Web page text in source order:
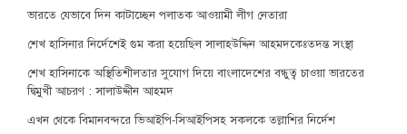
ভারতে যেভাবে দিন কাটাচ্ছেন পলাতক আওয়ামী লীগ নেতারা
শেখ হাসিনার নির্দেশেই গুম করা হয়েছিল সালাহউদ্দিন আহমদকেঃতদন্ত সংস্থা
শেখ হাসিনাকে অস্থিতিশীলতার সুযোগ দিয়ে বাংলাদেশের বন্ধুত্ব চাওয়া ভারতের
দ্বিমুখী আচরণ : সালাউদ্দীন আহমদ
এখন থেকে বিমানবন্দরে ভিআইপি-সিআইপিসহ সকলকে তল্লাশির নির্দেশ